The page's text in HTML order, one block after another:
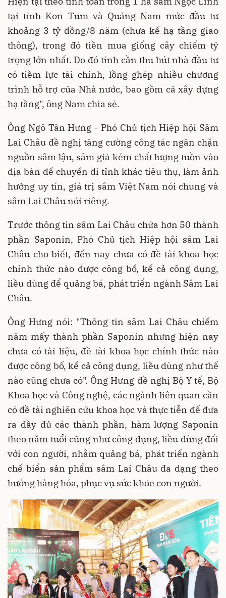
tại tỉnh Kon Tum và Quảng Nam mức đầu tư
khoảng 3 tỷ đồng/8 năm (chưa kể hạ tầng giao
thông), trong đó tiền mua giống cây chiếm tỷ
trọng lớn nhất. Do đó tỉnh cần thu hút nhà đầu tư
có tiềm lực tài chính, lồng ghép nhiều chương
trình hỗ trợ của Nhà nước, bao gồm cả xây dựng
hạ tầng", ông Nam chia sẻ.
Ông Ngô Tân Hưng - Phó Chủ tịch Hiệp hội Sâm
Lai Châu đề nghị tăng cường công tác ngăn chặn
nguồn sâm lậu, sâm giả kém chất lượng tuồn vào
địa bàn để chuyển đi tỉnh khác tiêu thụ, làm ảnh
hưởng uy tín, giá trị sâm Việt Nam nói chung và
sâm Lai Châu nói riêng.
Trước thông tin sâm Lai Châu chứa hơn 50 thành
phần Saponin, Phó Chủ tịch Hiệp hội sâm Lai
Châu cho biết, đến nay chưa có đề tài khoa học
chính thức nào được công bố, kể cả công dụng,
liều dùng để quảng bá, phát triển ngành Sâm Lai
Châu.
Ông Hưng nói: "Thông tin sâm Lai Châu chiếm
năm mấy thành phần Saponin nhưng hiện nay
chưa có tài liệu, đề tài khoa học chính thức nào
được công bố, kể cả công dụng, liều dùng như thế
nào cũng chưa có". Ông Hưng đề nghị Bộ Y tế, Bộ
Khoa học và Công nghệ, các ngành liên quan cần
có đề tài nghiên cứu khoa học và thực tiễn để đưa
ra đầy đủ các thành phần, hàm lượng Saponin
theo năm tuổi cũng như công dụng, liều dùng đối
với con người, nhằm quảng bá, phát triển ngành
chế biển sản phẩm sâm Lai Châu đa dạng theo
hướng hàng hóa, phục vụ sức khỏe con người.